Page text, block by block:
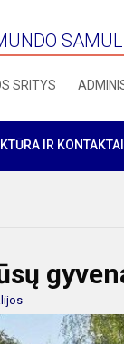
SRITYS
IR KONTAKTAI